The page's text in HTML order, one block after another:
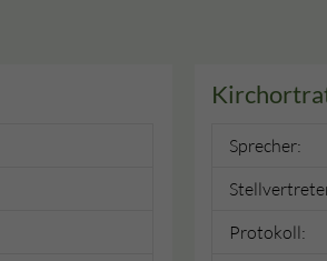
Sprecher:
Protokoll: